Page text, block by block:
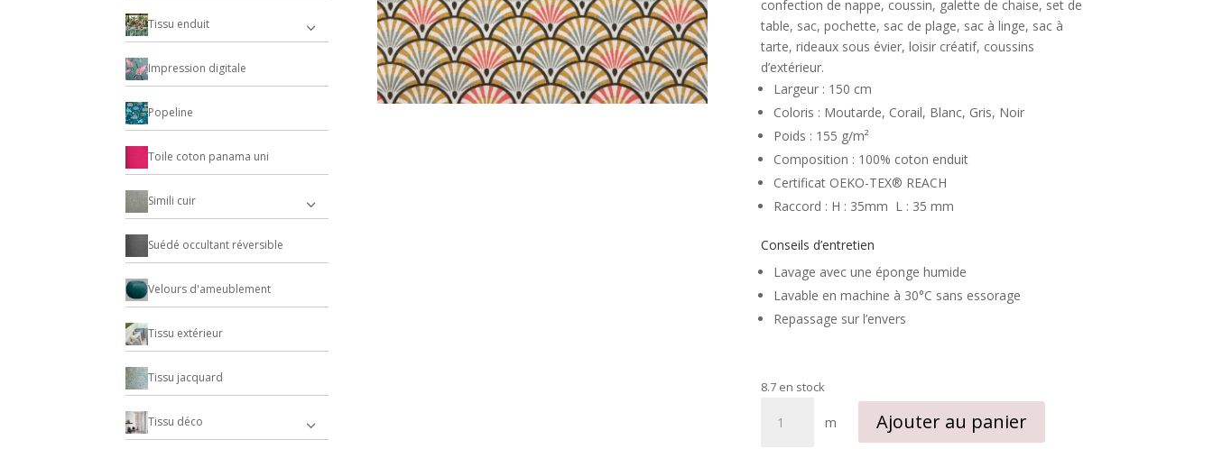
Tissu enduit
Impression digitale
Popeline
Toile coton panama uni
Simili cuir
Suédé occultant réversible
Velours d'ameublement
Tissu extérieur
Tissu jacquard
Tissu déco
confection de nappe, coussin, galette de chaise, set de
table, sac, pochette, sac de plage, sac à linge, sac à
tarte, rideaux sous évier, loisir créatif, coussins
d’extérieur.
Largeur : 150 cm
Coloris : Moutarde, Corail, Blanc, Gris, Noir
Poids : 155 g/m²
Composition : 100% coton enduit
Certificat OEKO-TEX® REACH
Raccord : H : 35mm L : 35 mm
Conseils d’entretien
Lavage avec une éponge humide
Lavable en machine à 30°C sans essorage
Repassage sur l’envers
8.7 en stock
m Ajouter au panier